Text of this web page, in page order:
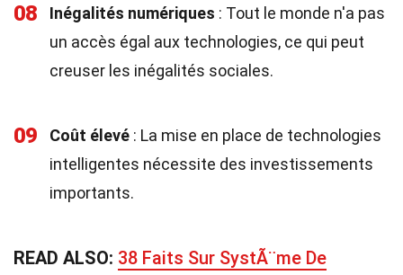
08 Inégalités numériques : Tout le monde n'a pas
un accès égal aux technologies, ce qui peut
creuser les inégalités sociales.
09 Coût élevé : La mise en place de technologies
intelligentes nécessite des investissements
importants.
READ ALSO: 38 Faits Sur SystÃ¨me De